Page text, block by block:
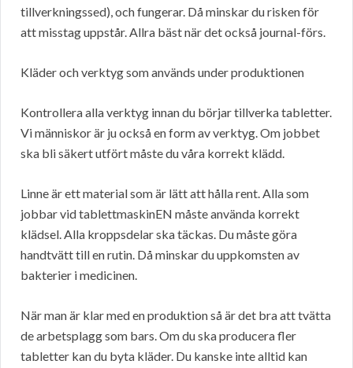
tillverkningssed), och fungerar. Då minskar du risken för
att misstag uppstår. Allra bäst när det också journal-förs.
Kläder och verktyg som används under produktionen
Kontrollera alla verktyg innan du börjar tillverka tabletter.
Vi människor är ju också en form av verktyg. Om jobbet
ska bli säkert utfört måste du våra korrekt klädd.
Linne är ett material som är lätt att hålla rent. Alla som
jobbar vid tablettmaskinEN måste använda korrekt
klädsel. Alla kroppsdelar ska täckas. Du måste göra
handtvätt till en rutin. Då minskar du uppkomsten av
bakterier i medicinen.
När man är klar med en produktion så är det bra att tvätta
de arbetsplagg som bars. Om du ska producera fler
tabletter kan du byta kläder. Du kanske inte alltid kan